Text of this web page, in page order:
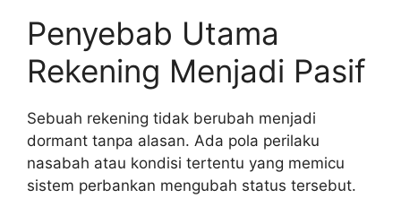
Penyebab Utama
Rekening Menjadi Pasif
Sebuah rekening tidak berubah menjadi
dormant tanpa alasan. Ada pola perilaku
nasabah atau kondisi tertentu yang memicu
sistem perbankan mengubah status tersebut.